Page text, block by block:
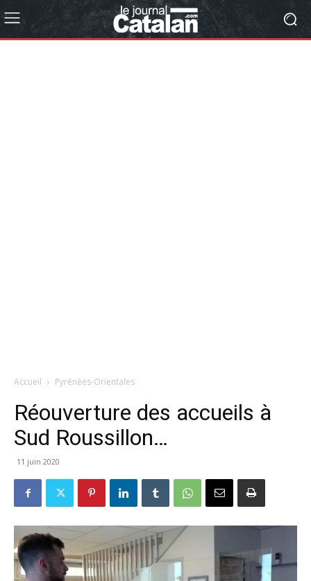
Accueil Pyrénées-Orientales
Réouverture des accueils à
Sud Roussillon…
11 juin 2020